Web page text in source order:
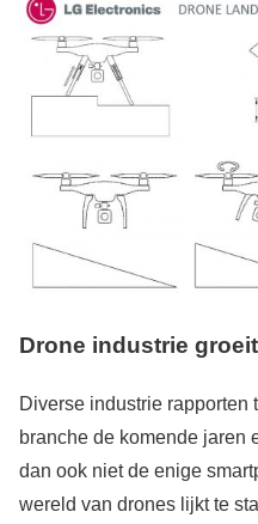
Drone industrie
Diverse industrie rapporten
branche de komende jaren
dan ook niet de enige
wereld van drones lijkt te